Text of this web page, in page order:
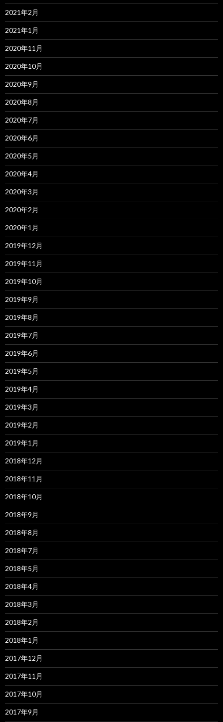
2021年2月
2021年1月
2020年11月
2020年10月
2020年9月
2020年8月
2020年7月
2020年6月
2020年5月
2020年4月
2020年3月
2020年2月
2020年1月
2019年12月
2019年11月
2019年10月
2019年9月
2019年8月
2019年7月
2019年6月
2019年5月
2019年4月
2019年3月
2019年2月
2019年1月
2018年12月
2018年11月
2018年10月
2018年9月
2018年8月
2018年7月
2018年5月
2018年4月
2018年3月
2018年2月
2018年1月
2017年12月
2017年11月
2017年10月
2017年9月